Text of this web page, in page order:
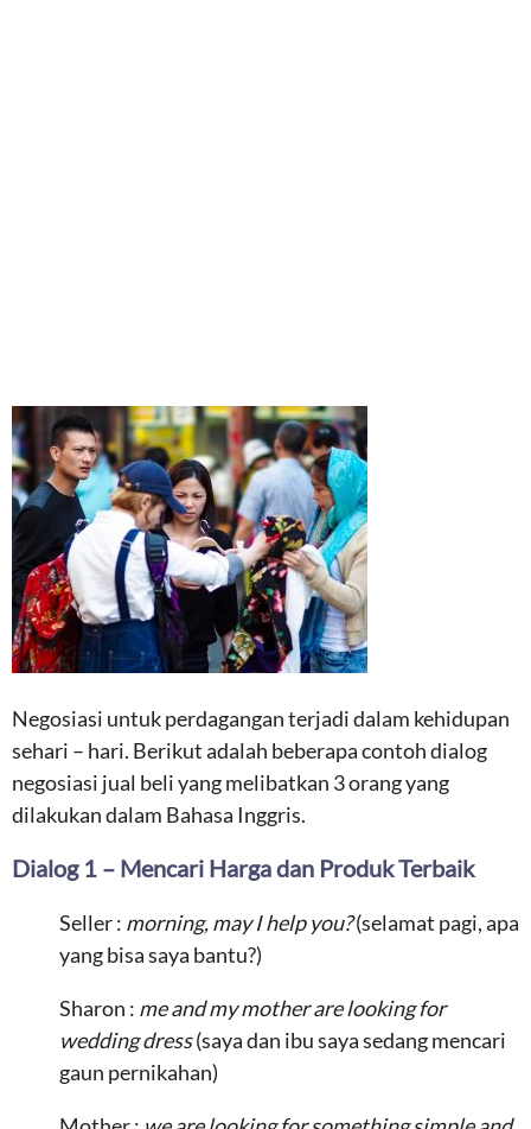
Negosiasi untuk perdagangan terjadi dalam kehidupan
sehari – hari. Berikut adalah beberapa contoh dialog
negosiasi jual beli yang melibatkan 3 orang yang
dilakukan dalam Bahasa Inggris.
Dialog 1 – Mencari Harga dan Produk Terbaik
Seller : morning, may I help you?(selamat pagi, apa
yang bisa saya bantu?)
Sharon : me and my mother are looking for
wedding dress(saya dan ibu saya sedang mencari
gaun pernikahan)